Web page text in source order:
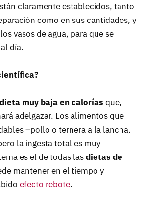
claramente establecidos, tanto
como en sus cantidades, y
vasos de agua, para que se
día.
muy baja en calorías que,
adelgazar. Los alimentos que
–pollo o ternera a la lancha,
la ingesta total es muy
es el de todas lasdietas de
mantener en el tiempo y
efecto rebote.